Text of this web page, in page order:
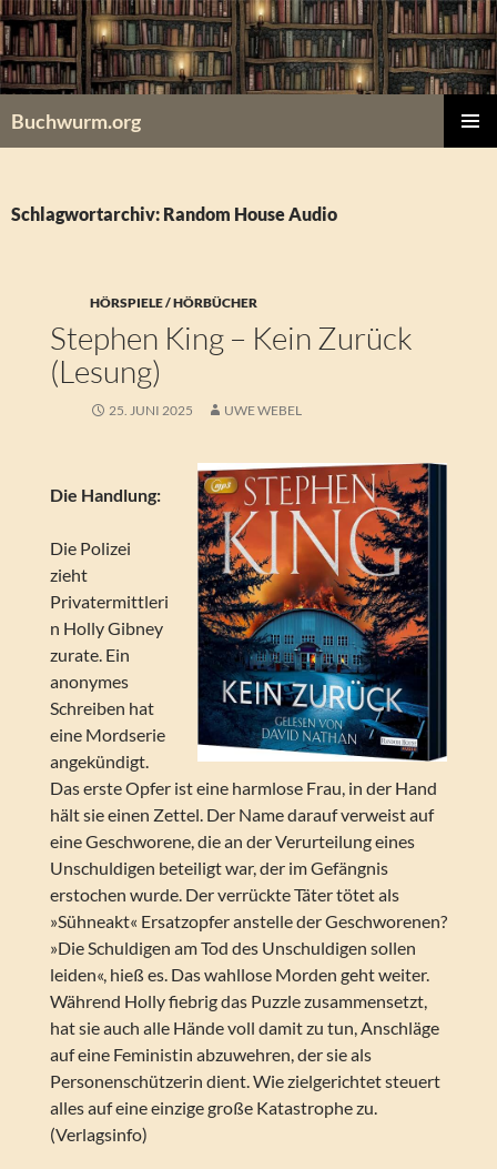
Zum
Inhalt
springen
Buchwurm.org
Schlagwortarchiv: Random House Audio
HÖRSPIELE / HÖRBÜCHER
Stephen King – Kein Zurück
(Lesung)
25. JUNI 2025 UWE WEBEL
Die Handlung:
Die Polizei
zieht
Privatermittleri
n Holly Gibney
zurate. Ein
anonymes
Schreiben hat
eine Mordserie
angekündigt.
Das erste Opfer ist eine harmlose Frau, in der Hand
hält sie einen Zettel. Der Name darauf verweist auf
eine Geschworene, die an der Verurteilung eines
Unschuldigen beteiligt war, der im Gefängnis
erstochen wurde. Der verrückte Täter tötet als
»Sühneakt« Ersatzopfer anstelle der Geschworenen?
»Die Schuldigen am Tod des Unschuldigen sollen
leiden«, hieß es. Das wahllose Morden geht weiter.
Während Holly fiebrig das Puzzle zusammensetzt,
hat sie auch alle Hände voll damit zu tun, Anschläge
auf eine Feministin abzuwehren, der sie als
Personenschützerin dient. Wie zielgerichtet steuert
alles auf eine einzige große Katastrophe zu.
(Verlagsinfo)